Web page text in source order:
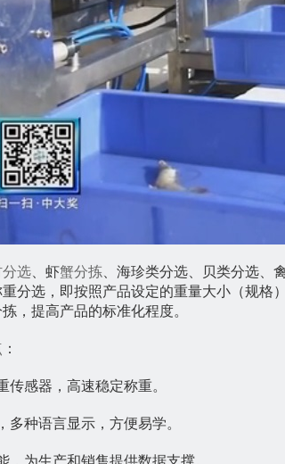
选 、虾蟹分拣 、海珍类分选、贝类分选、
分选，即按照产品设定的重量大小（规格
，提高产品的标准化程度。
：
感器，高速稳定称重。
种语言显示，方便易学。